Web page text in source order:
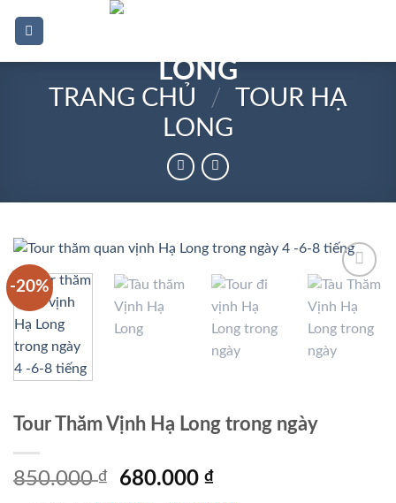
TRANG CHỦ /
TOUR HẠ
LONG
-20%
Add to
wishlist
Tour Thăm Vịnh Hạ Long trong ngày
850.000₫
Giá
680.000₫Giá